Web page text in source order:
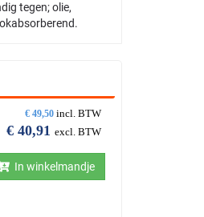
tegen; olie,
€ 49,50 incl. BTW
€ 40,91 excl. BTW
In winkelmandje